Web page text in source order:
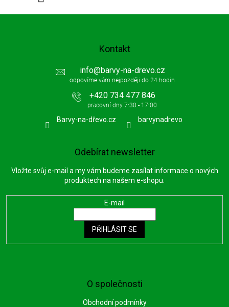
O společnosti
Obchodní podmínky
Kontakt
info@barvy-na-drevo.cz
+420 734 477 846
Barvy-na-dřevo.cz barvynadrevo
Odebírat newsletter
Vložte svůj e-mail a my vám budeme zasílat informace o nových
produktech na našem e-shopu.
E-mail
PŘIHLÁSIT SE